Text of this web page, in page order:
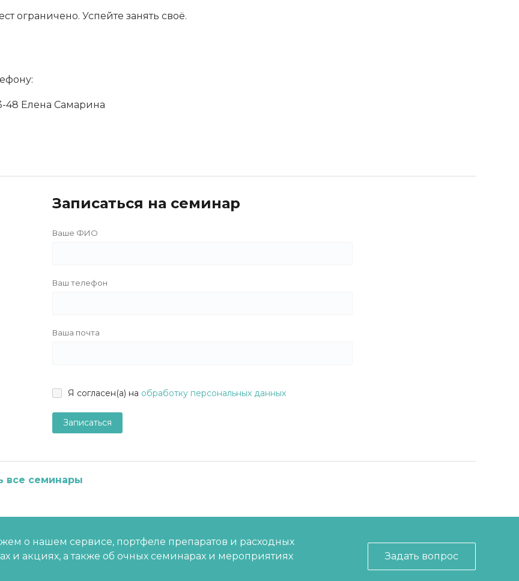
ограничено. Успейте занять своё.
48 Елена Самарина
Записаться на семинар
Ваше ФИО
Ваш телефон
Ваша почта
Я согласен(а) на обработку персональных данных
Записаться
все семинары
о нашем сервисе, портфеле препаратов и расходных
и акциях, а также об очных семинарах и мероприятиях
Задать вопрос